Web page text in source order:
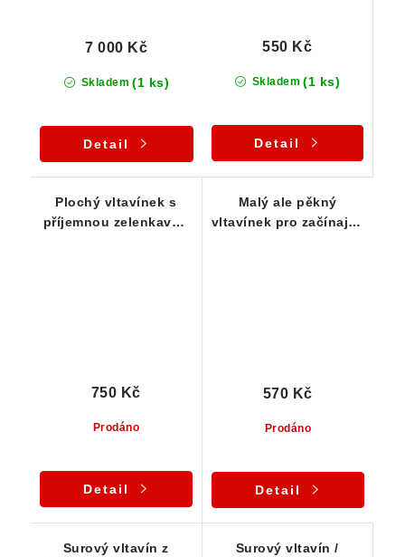
Skladem (1 ks)
7 000 Kč
Detail
Skladem (1 ks)
550 Kč
Detail
Plochý vltavínek s
příjemnou zelenkavou
Prodáno
750 Kč
Detail
Malý ale pěkný
vltavínek pro začínající
Prodáno
570 Kč
Detail
Surový vltavín z
Surový vltavín /